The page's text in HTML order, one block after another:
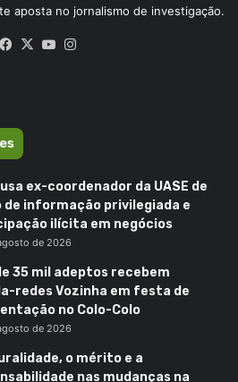
aposta no jornalismo de investigação.
Facebook
X YouTube
ex-coordenador da UASE de
de informação privilegiada e
ilícita em negócios
de 2026
35 mil adeptos recebem
redes Vozinha em festa de
no Colo-Colo
de 2026
o mérito e a
nas mudanças na